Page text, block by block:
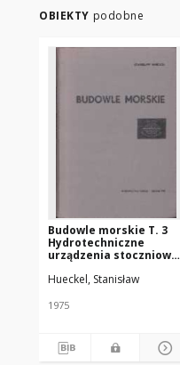
OBIEKTY podobne
Budowle morskie T. 3
Hydrotechniczne
urządzenia stoczniowe.
Hueckel, Stanisław
1975